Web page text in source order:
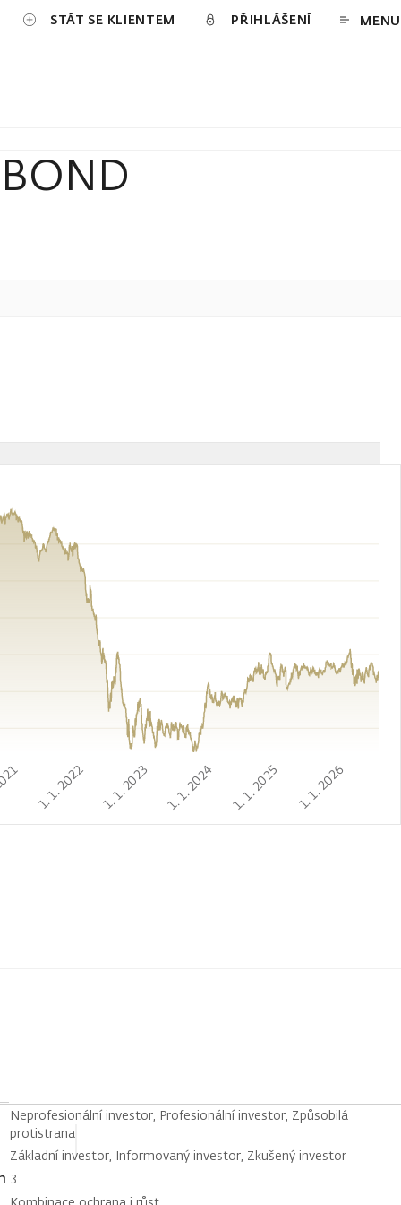
STÁT SE KLIENTEM PŘIHLÁŠENÍ MENU
1. 1. 2022 1. 1. 2023 1. 1. 2024 1. 1. 2025 1. 1. 2026
Neprofesionální investor, Profesionální investor, Způsobilá
protistrana
Základní investor, Informovaný investor, Zkušený investor
3